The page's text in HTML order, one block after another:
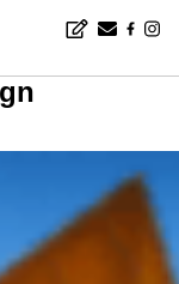
arquitectura